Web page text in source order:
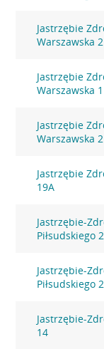
Jastrzębie
Warszawska 2
Jastrzębie
Warszawska 1
Jastrzębie
Warszawska 2
Jastrzębie
19A
Jastrzębie-
Piłsudskiego
Jastrzębie-
Piłsudskiego
Jastrzębie-
14